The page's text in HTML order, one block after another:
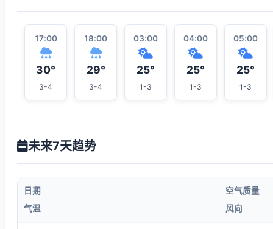
17:00
30°
3-4
18:00
29°
3-4
03:00
25°
1-3
04:00
25°
1-3
05:00
25°
1-3
未来7天趋势
日期
空气质量
气温
风向